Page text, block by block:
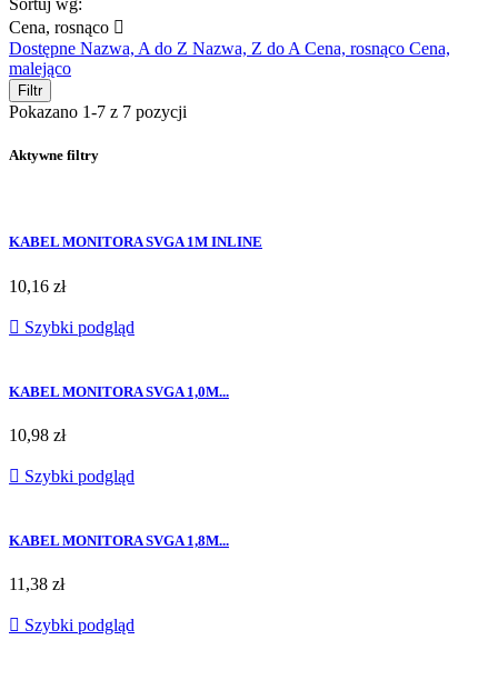
Cena, rosnąco 
Dostępne Nazwa, A do Z Nazwa, Z do A Cena, rosnąco Cena,
malejąco
Filtr
Pokazano 1-7 z 7 pozycji
Aktywne filtry
KABEL MONITORA SVGA 1M INLINE
10,16 zł
 Szybki podgląd
KABEL MONITORA SVGA 1,0M...
10,98 zł
 Szybki podgląd
KABEL MONITORA SVGA 1,8M...
11,38 zł
 Szybki podgląd